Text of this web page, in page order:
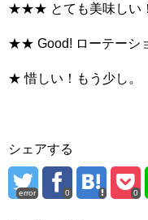
★★★ とても美味しい
★★ Good! ローテーシ
★ 惜しい！もう少し。
シェアする
error 0 0